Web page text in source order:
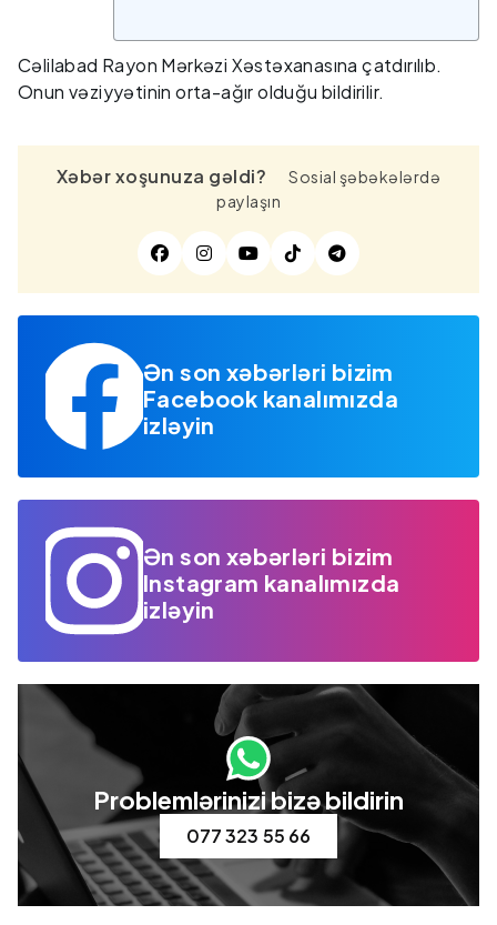
Cəlilabad Rayon Mərkəzi Xəstəxanasına çatdırılıb.
Onun vəziyyətinin orta-ağır olduğu bildirilir.
Xəbər xoşunuza gəldi?
Sosial şəbəkələrdə
paylaşın
Ən son xəbərləri bizim
Facebook kanalımızda
izləyin
Ən son xəbərləri bizim
Instagram kanalımızda
izləyin
Problemlərinizi bizə bildirin
077 323 55 66